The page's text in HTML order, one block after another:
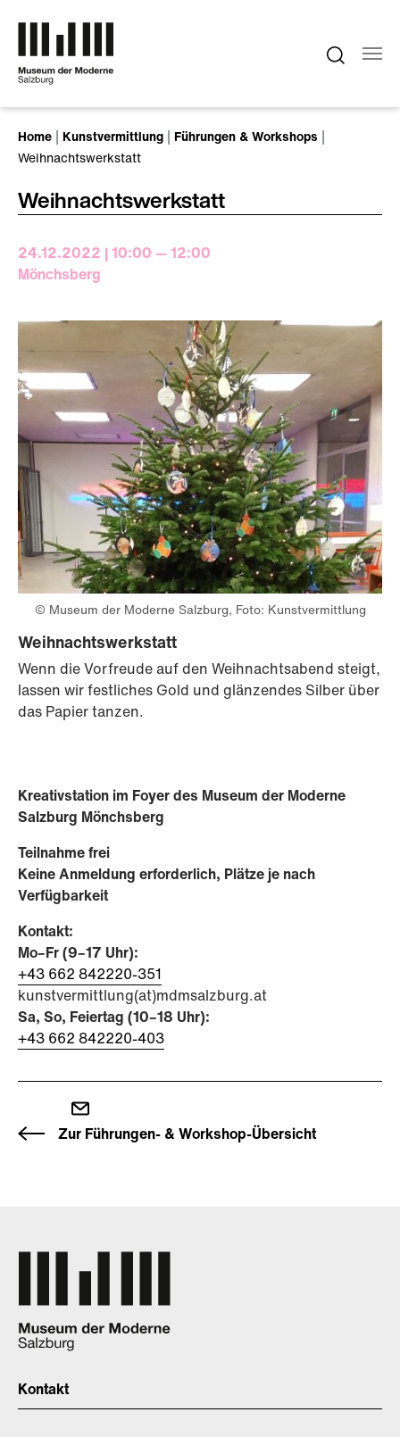
Home Kunstvermittlung
Führungen & Workshops
Weihnachtswerkstatt
Weihnachtswerkstatt
24.12.2022 | 10:00 — 12:00
Mönchsberg
© Museum der Moderne Salzburg, Foto: Kunstvermittlung
Weihnachtswerkstatt
Wenn die Vorfreude auf den Weihnachtsabend steigt,
lassen wir festliches Gold und glänzendes Silber über
das Papier tanzen.
Kreativstation im Foyer des Museum der Moderne
Salzburg Mönchsberg
Teilnahme frei
Keine Anmeldung erforderlich, Plätze je nach
Verfügbarkeit
Kontakt:
Mo–Fr (9–17 Uhr):
+43 662 842220-351
kunstvermittlung(at)mdmsalzburg.at
Sa, So, Feiertag (10–18 Uhr):
​​​​​​​+43 662 842220-403
Zur Führungen- & Workshop-Übersicht
Kontakt